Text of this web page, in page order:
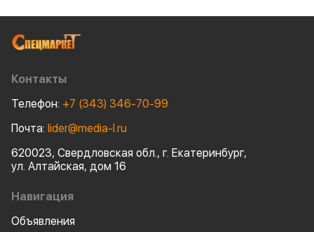
моторные
Навигация
Объявления
Контакты
Телефон: +7 (343) 346-70-99
Почта: lider@media-l.ru
620023, Свердловская обл., г. Екатеринбург,
ул. Алтайская, дом 16